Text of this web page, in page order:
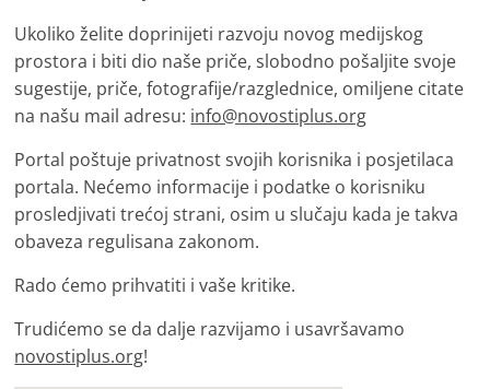
Ukoliko želite doprinijeti razvoju novog medijskog
prostora i biti dio naše priče, slobodno pošaljite svoje
sugestije, priče, fotografije/razglednice, omiljene citate
na našu mail adresu: info@novostiplus.org
Portal poštuje privatnost svojih korisnika i posjetilaca
portala. Nećemo informacije i podatke o korisniku
prosledjivati trećoj strani, osim u slučaju kada je takva
obaveza regulisana zakonom.
Rado ćemo prihvatiti i vaše kritike.
Trudićemo se da dalje razvijamo i usavršavamo
novostiplus.org!